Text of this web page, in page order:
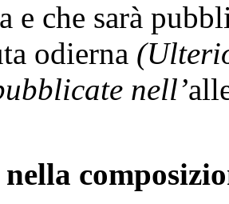
e che sarà
odierna
nell’